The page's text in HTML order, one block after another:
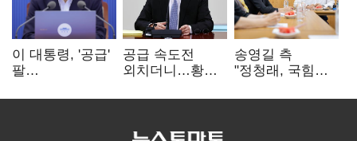
이 대통령, '공급'
팔
여 내부선
공급 속도전
외치더니…황희,
리모델링' 제안
송영길 측
"정청래, 국힘
민주당 대표로